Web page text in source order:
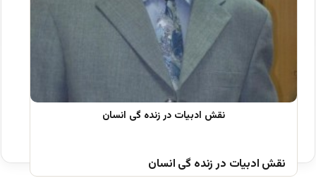
نقش ادبیات در زنده گی انسان